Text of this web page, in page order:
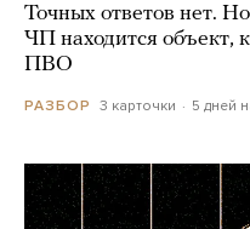
Точных ответов нет.
ЧП находится объект,
ПВО
РАЗБОР 3 карточки 5 дней